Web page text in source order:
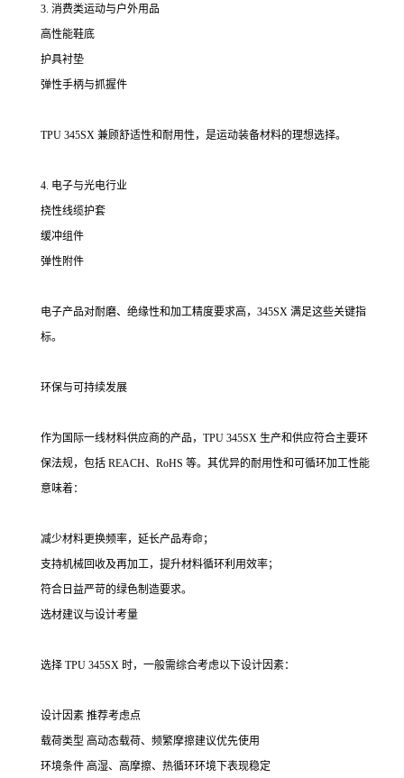
3. 消费类运动与户外用品
高性能鞋底
护具衬垫
弹性手柄与抓握件
TPU 345SX 兼顾舒适性和耐用性，是运动装备材料的理想选择。
4. 电子与光电行业
挠性线缆护套
缓冲组件
弹性附件
电子产品对耐磨、绝缘性和加工精度要求高，345SX 满足这些关键指
标。
环保与可持续发展
作为国际一线材料供应商的产品，TPU 345SX 生产和供应符合主要环
保法规，包括 REACH、RoHS 等。其优异的耐用性和可循环加工性能
意味着：
减少材料更换频率，延长产品寿命；
支持机械回收及再加工，提升材料循环利用效率；
符合日益严苛的绿色制造要求。
选材建议与设计考量
选择 TPU 345SX 时，一般需综合考虑以下设计因素：
设计因素 推荐考虑点
载荷类型 高动态载荷、频繁摩擦建议优先使用
环境条件 高湿、高摩擦、热循环环境下表现稳定